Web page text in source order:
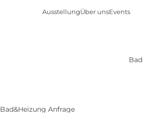
AusstellungÜber unsEvents
Bad
Bad&Heizung Anfrage